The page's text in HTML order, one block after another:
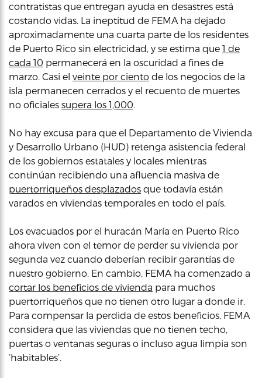
contratistas que entregan ayuda en desastres está
costando vidas. La ineptitud de FEMA ha dejado
aproximadamente una cuarta parte de los residentes
de Puerto Rico sin electricidad, y se estima que 1 de
cada 10 permanecerá en la oscuridad a fines de
marzo. Casi el veinte por ciento de los negocios de la
isla permanecen cerrados y el recuento de muertes
no oficiales supera los 1,000.
No hay excusa para que el Departamento de Vivienda
y Desarrollo Urbano (HUD) retenga asistencia federal
de los gobiernos estatales y locales mientras
continúan recibiendo una afluencia masiva de
puertorriqueños desplazados que todavía están
varados en viviendas temporales en todo el país.
Los evacuados por el huracán María en Puerto Rico
ahora viven con el temor de perder su vivienda por
segunda vez cuando deberían recibir garantías de
nuestro gobierno. En cambio, FEMA ha comenzado a
cortar los beneficios de vivienda para muchos
puertorriqueños que no tienen otro lugar a donde ir.
Para compensar la perdida de estos beneficios, FEMA
considera que las viviendas que no tienen techo,
puertas o ventanas seguras o incluso agua limpia son
‘habitables’.